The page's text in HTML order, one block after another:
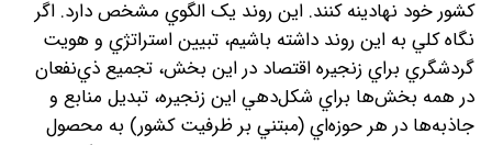
کشور خود نهادينه کنند. اين روند يک الگوي مشخص دارد. اگر
نگاه کلي به اين روند داشته باشيم، تبيين استراتژي و هويت
گردشگري براي زنجيره اقتصاد در اين بخش، تجميع ذي‌نفعان
در همه بخش‌ها براي شکل‌دهي اين زنجيره، تبديل منابع و
جاذبه‌ها در هر حوزه‌اي (مبتني بر ظرفيت کشور) به محصول